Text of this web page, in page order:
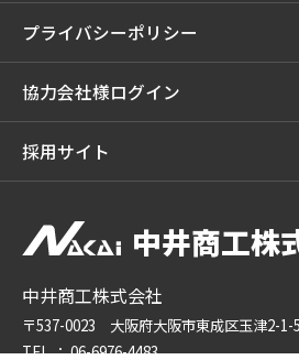
中井商工株
中井商工株式会社
〒537-0023 大阪府大阪市東成区玉津2-1-5
TEL ：06-6976-4483
プライバシーポリシー
協力会社様ログイン
採用サイト